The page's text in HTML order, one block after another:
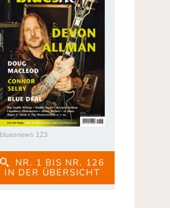
bluesnews 123
NR. 1 BIS NR. 126
IN DER ÜBERSICHT